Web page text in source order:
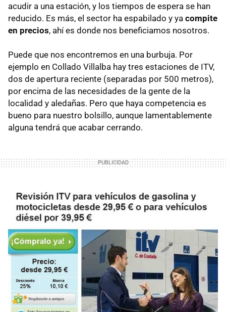
acudir a una estación, y los tiempos de espera se han
reducido. Es más, el sector ha espabilado y ya compite
en precios, ahí es donde nos beneficiamos nosotros.
Puede que nos encontremos en una burbuja. Por
ejemplo en Collado Villalba hay tres estaciones de ITV,
dos de apertura reciente (separadas por 500 metros),
por encima de las necesidades de la gente de la
localidad y aledañas. Pero que haya competencia es
bueno para nuestro bolsillo, aunque lamentablemente
alguna tendrá que acabar cerrando.